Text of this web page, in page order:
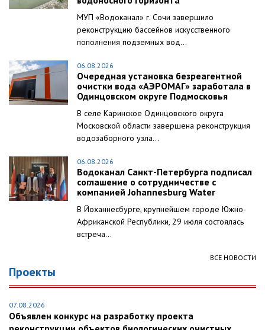
МУП «Водоканал» г. Сочи завершило
реконструкцию бассейнов искусственного
пополнения подземных вод...
06.08.2026
Очередная установка безреагентной
очистки вода «АЭРОМАГ» заработала в
Одинцовском округе Подмосковья
В селе Каринское Одинцовского округа
Московской области завершена реконструкция
водозаборного узла...
06.08.2026
Водоканал Санкт-Петербурга подписал
соглашение о сотрудничестве с
компанией Johannesburg Water
В Йоханнесбурге, крупнейшем городе Южно-
Африканской Республики, 29 июля состоялась
встреча...
ВСЕ НОВОСТИ
Проекты
07.08.2026
Объявлен конкурс на разработку проекта